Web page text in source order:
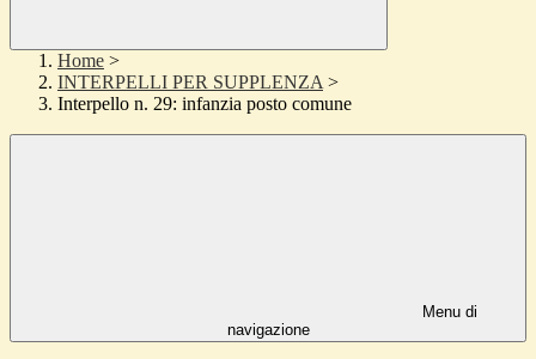
Home >
INTERPELLI PER SUPPLENZA >
Interpello n. 29: infanzia posto comune
Menu di
navigazione